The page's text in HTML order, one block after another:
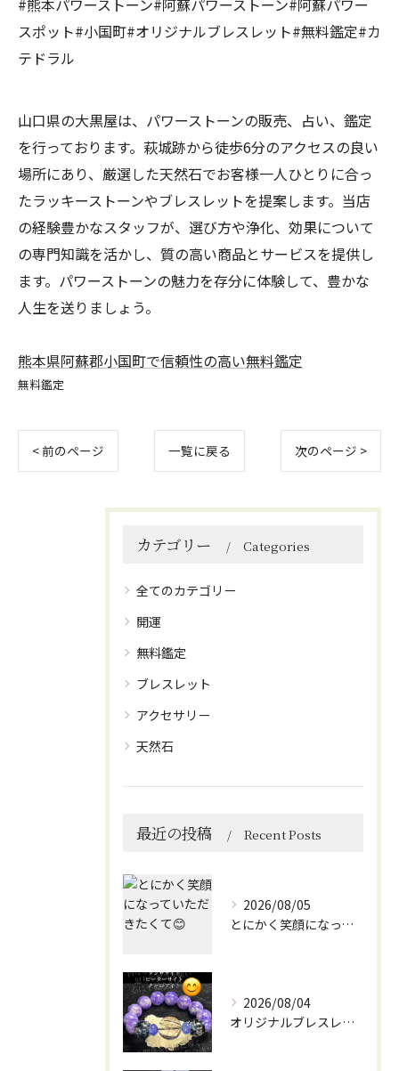
#熊本パワーストーン#阿蘇パワーストーン#阿蘇パワー
スポット#小国町#オリジナルブレスレット#無料鑑定#カ
テドラル
山口県の大黒屋は、パワーストーンの販売、占い、鑑定
を行っております。萩城跡から徒歩6分のアクセスの良い
場所にあり、厳選した天然石でお客様一人ひとりに合っ
たラッキーストーンやブレスレットを提案します。当店
の経験豊かなスタッフが、選び方や浄化、効果について
の専門知識を活かし、質の高い商品とサービスを提供し
ます。パワーストーンの魅力を存分に体験して、豊かな
人生を送りましょう。
熊本県阿蘇郡小国町で信頼性の高い無料鑑定
無料鑑定
< 前のページ 一覧に戻る 次のページ >
カテゴリー Categories
全てのカテゴリー
開運
無料鑑定
ブレスレット
アクセサリー
天然石
最近の投稿 Recent Posts
2026/08/05
とにかく笑顔になっていただきたくて😊
2026/08/04
オリジナルブレスレット作成してみました😊